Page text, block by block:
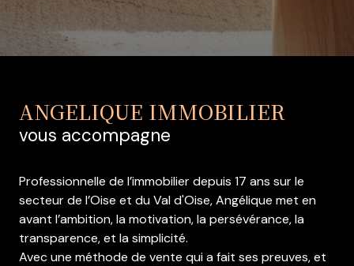
ANGELIQUE IMMOBILIER
vous accompagne
Professionnelle de l’immobilier depuis 17 ans sur le
secteur de l’Oise et du Val d'Oise, Angélique met en
avant l’ambition, la motivation, la persévérance, la
transparence, et la simplicité.
Avec une méthode de vente qui a fait ses preuves, et